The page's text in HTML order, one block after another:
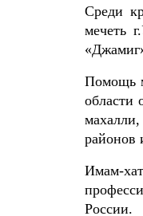
Среди
мечеть
Помощь
области
районов
Имам-
России.